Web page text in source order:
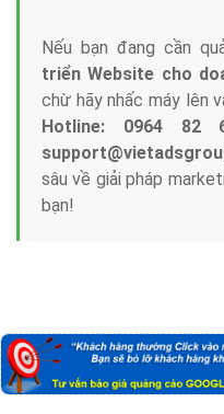
Nếu bạn đang cần
triển Website cho
chừ hãy nhấc máy lên
Hotline: 0964 82
sâu về giải pháp
bạn!